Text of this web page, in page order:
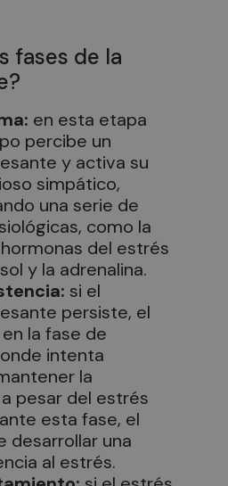
fases de la
en esta etapa
percibe un
y activa su
simpático,
una serie de
como la
del estrés
y la adrenalina.
si el
persiste, el
la fase de
intenta
la
pesar del estrés
esta fase, el
desarrollar una
al estrés.